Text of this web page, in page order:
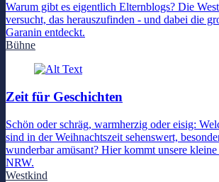
Warum gibt es eigentlich Elternblogs? Die
versucht, das herauszufinden - und dabei die
Garanin entdeckt.
Bühne
Zeit für Geschichten
Schön oder schräg, warmherzig oder eisig:
sind in der Weihnachtszeit sehenswert,
wunderbar amüsant? Hier kommt unsere
NRW.
Westkind